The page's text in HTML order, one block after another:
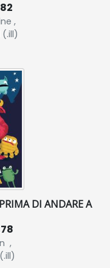
,
DI ANDARE A
,